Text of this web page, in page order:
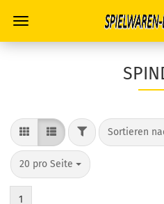
FILTERSortieren
Sortieren
20 pro Seite
pro Seite
1